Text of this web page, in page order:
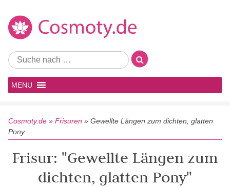
MENU
Cosmoty.de » Frisuren » Gewellte Längen zum dichten, glatten
Pony
Frisur: "Gewellte Längen zum
dichten, glatten Pony"